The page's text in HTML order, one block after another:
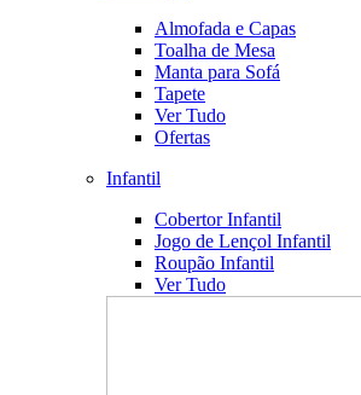
Almofada e Capas
Toalha de Mesa
Manta para Sofá
Tapete
Ver Tudo
Ofertas
Infantil
Cobertor Infantil
Jogo de Lençol Infantil
Roupão Infantil
Ver Tudo